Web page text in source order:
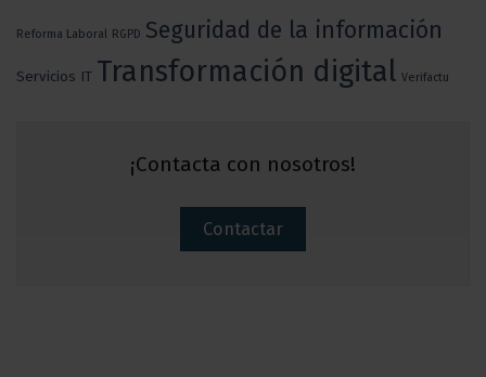
Reforma Laboral RGPD Seguridad de la información
Servicios IT Transformación digital Verifactu
¡Contacta con nosotros!
Contactar